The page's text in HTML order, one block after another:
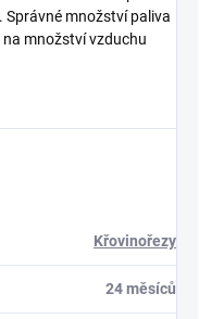
Správné množství paliva
množství vzduchu
Křovinořezy
24 měsíců